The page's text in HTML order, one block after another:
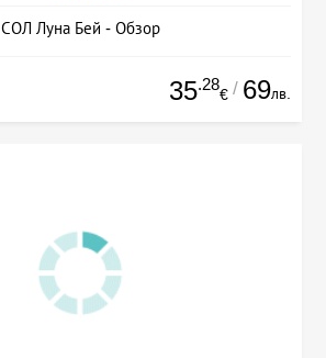
СОЛ Луна Бей - Обзор
35.28
€ / 69лв.